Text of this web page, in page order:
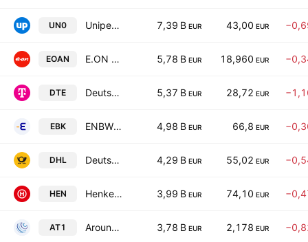
UN0 Uniper SE 7,39 B EUR 43,00 EUR
EOAN E.ON SE 5,78 B EUR 18,960 EUR
DTE Deutsche Telekom AG 5,37 B EUR 28,72 EUR
EBK ENBW Energie Baden-Wuerttemberg AG 4,98 B EUR 66,8 EUR
DHL Deutsche Post AG 4,29 B EUR 55,02 EUR
HEN Henkel AG & Co. KGaA 3,99 B EUR 74,10 EUR
AT1 Aroundtown SA 3,78 B EUR 2,178 EUR